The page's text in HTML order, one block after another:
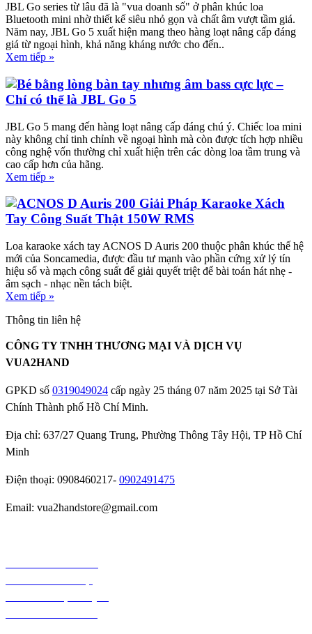
JBL Go series từ lâu đã là "vua doanh số" ở phân khúc loa
Bluetooth mini nhờ thiết kế siêu nhỏ gọn và chất âm vượt tầm giá.
Năm nay, JBL Go 5 xuất hiện mang theo hàng loạt nâng cấp đáng
giá từ ngoại hình, khả năng kháng nước cho đến..
Xem tiếp »
Bé bằng lòng bàn tay nhưng âm bass cực lực –
Chỉ có thể là JBL Go 5
JBL Go 5 mang đến hàng loạt nâng cấp đáng chú ý. Chiếc loa mini
này không chỉ tinh chỉnh về ngoại hình mà còn được tích hợp nhiều
công nghệ vốn thường chỉ xuất hiện trên các dòng loa tầm trung và
cao cấp hơn của hãng.
Xem tiếp »
ACNOS D Auris 200 Giải Pháp Karaoke Xách
Tay Công Suất Thật 150W RMS
Loa karaoke xách tay ACNOS D Auris 200 thuộc phân khúc thế hệ
mới của Soncamedia, được đầu tư mạnh vào phần cứng xử lý tín
hiệu số và mạch công suất để giải quyết triệt để bài toán hát nhẹ -
âm sạch - nhạc nền tách biệt.
Xem tiếp »
Thông tin liên hệ
CÔNG TY TNHH THƯƠNG MẠI VÀ DỊCH VỤ
VUA2HAND
GPKD số 0319049024 cấp ngày 25 tháng 07 năm 2025 tại Sở Tài
Chính Thành phố Hồ Chí Minh.
Địa chỉ: 637/27 Quang Trung, Phường Thông Tây Hội, TP Hồ Chí
Minh
Điện thoại: 0908460217- 0902491475
Email: vua2handstore@gmail.com